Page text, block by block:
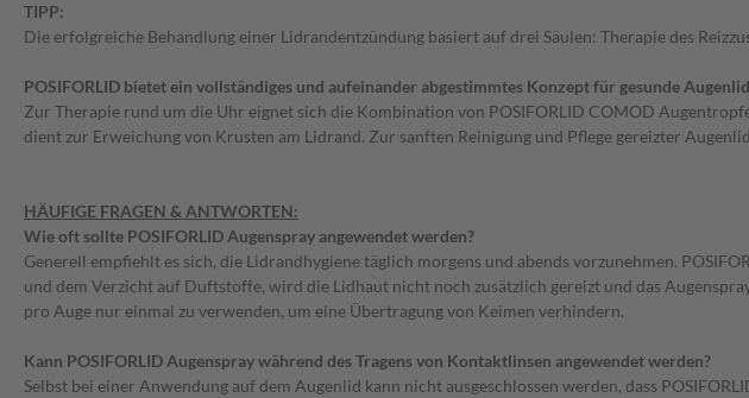
TIPP:
Die erfolgreiche Behandlung einer Lidrandentzündung basiert auf drei Säulen: Therapie des
POSIFORLID bietet ein vollständiges und aufeinander abgestimmtes Konzept für gesunde
Zur Therapie rund um die Uhr eignet sich die Kombination von POSIFORLID COMOD
dient zur Erweichung von Krusten am Lidrand. Zur sanften Reinigung und Pflege gereizter
HÄUFIGE FRAGEN & ANTWORTEN:
Wie oft sollte POSIFORLID Augenspray angewendet werden?
Generell empfiehlt es sich, die Lidrandhygiene täglich morgens und abends vorzunehmen.
und dem Verzicht auf Duftstoffe, wird die Lidhaut nicht noch zusätzlich gereizt und das
pro Auge nur einmal zu verwenden, um eine Übertragung von Keimen verhindern.
Kann POSIFORLID Augenspray während des Tragens von Kontaktlinsen angewendet werden?
Selbst bei einer Anwendung auf dem Augenlid kann nicht ausgeschlossen werden, dass